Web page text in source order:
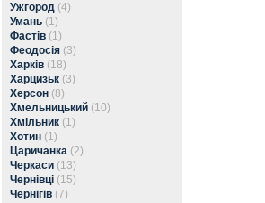
Ужгород (4)
Умань (1)
Фастів (1)
Феодосія (3)
Харків (18)
Харцизьк (3)
Херсон (8)
Хмельницький (10)
Хмільник (1)
Хотин (1)
Царичанка (2)
Черкаси (13)
Чернівці (15)
Чернігів (7)